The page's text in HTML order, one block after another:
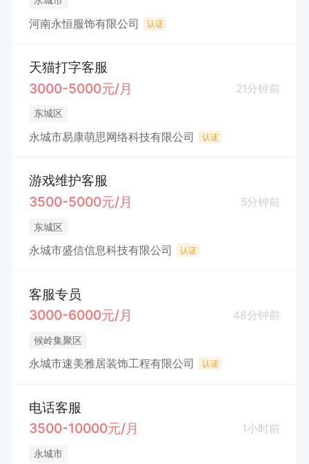
河南永恒服饰有限公司 认证
天猫打字客服
3000-5000元/月
21分钟前
东城区
永城市易康萌思网络科技有限公司 认证
游戏维护客服
3500-5000元/月
5分钟前
东城区
永城市盛信信息科技有限公司 认证
客服专员
3000-6000元/月
48分钟前
候岭集聚区
永城市速美雅居装饰工程有限公司 认证
电话客服
3500-10000元/月
1小时前
永城市